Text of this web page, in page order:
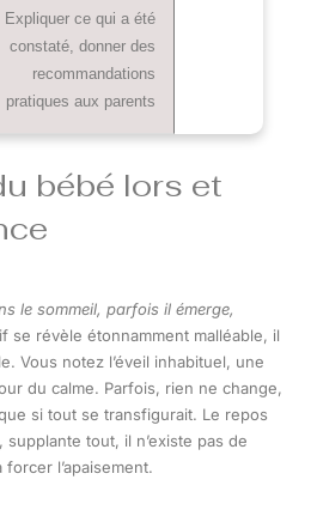
Expliquer ce qui a été
constaté, donner des
recommandations
pratiques aux parents
bébé lors et
le sommeil, parfois il émerge,
se révèle étonnamment malléable, il
Vous notez l’éveil inhabituel, une
du calme. Parfois, rien ne change,
si tout se transfigurait. Le repos
tout, il n’existe pas de
l’apaisement.